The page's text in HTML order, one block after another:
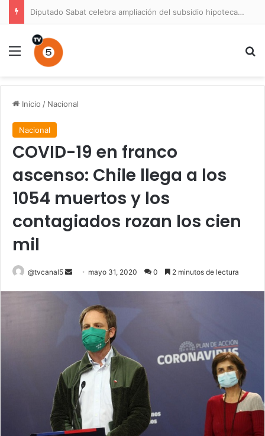
Diputado Sabat celebra ampliación del subsidio hipotecario con viviendas de hasta 6.000 UF
Menú
Inicio / Nacional
Nacional
COVID-19 en franco
ascenso: Chile llega a los
1054 muertos y los
contagiados rozan los cien
mil
@tvcanal5
Send mayo 31, 2020 0 2 minutos de lectura